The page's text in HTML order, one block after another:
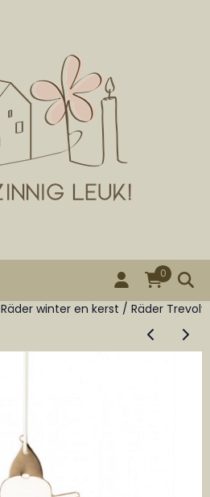
0
Räder winter en kerst / Räder